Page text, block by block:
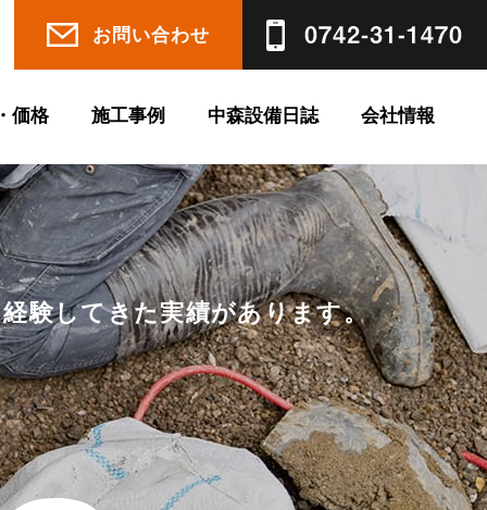
価格 施工事例 中森設備日誌 会社情報
お問い合わせ
験してきた実績があります。